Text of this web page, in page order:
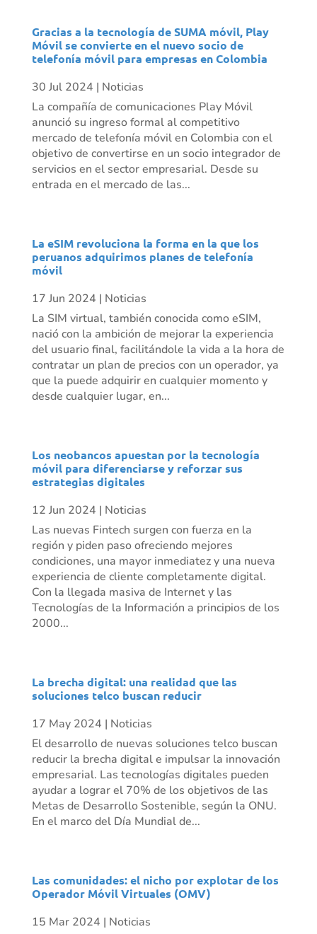
Gracias a la tecnología de SUMA móvil, Play
Móvil se convierte en el nuevo socio de
telefonía móvil para empresas en Colombia
30 Jul 2024 | Noticias
La compañía de comunicaciones Play Móvil
anunció su ingreso formal al competitivo
mercado de telefonía móvil en Colombia con el
objetivo de convertirse en un socio integrador de
servicios en el sector empresarial. Desde su
entrada en el mercado de las...
La eSIM revoluciona la forma en la que los
peruanos adquirimos planes de telefonía
móvil
17 Jun 2024 | Noticias
La SIM virtual, también conocida como eSIM,
nació con la ambición de mejorar la experiencia
del usuario final, facilitándole la vida a la hora de
contratar un plan de precios con un operador, ya
que la puede adquirir en cualquier momento y
desde cualquier lugar, en...
Los neobancos apuestan por la tecnología
móvil para diferenciarse y reforzar sus
estrategias digitales
12 Jun 2024 | Noticias
Las nuevas Fintech surgen con fuerza en la
región y piden paso ofreciendo mejores
condiciones, una mayor inmediatez y una nueva
experiencia de cliente completamente digital.
Con la llegada masiva de Internet y las
Tecnologías de la Información a principios de los
2000...
La brecha digital: una realidad que las
soluciones telco buscan reducir
17 May 2024 | Noticias
El desarrollo de nuevas soluciones telco buscan
reducir la brecha digital e impulsar la innovación
empresarial. Las tecnologías digitales pueden
ayudar a lograr el 70% de los objetivos de las
Metas de Desarrollo Sostenible, según la ONU.
En el marco del Día Mundial de...
Las comunidades: el nicho por explotar de los
Operador Móvil Virtuales (OMV)
15 Mar 2024 | Noticias